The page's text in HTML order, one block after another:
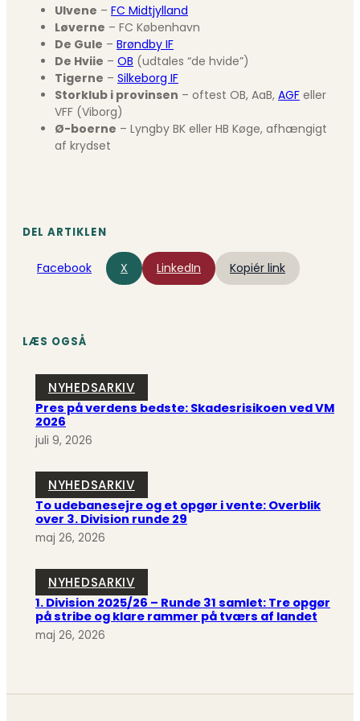
Ulvene – FC Midtjylland
Løverne – FC København
De Gule – Brøndby IF
De Hviie – OB (udtales “de hvide”)
Tigerne – Silkeborg IF
Storklub i provinsen – oftest OB, AaB, AGF eller
VFF (Viborg)
Ø-boerne – Lyngby BK eller HB Køge, afhængigt
af krydset
DEL ARTIKLEN
Facebook X LinkedIn Kopiér link
LÆS OGSÅ
NYHEDSARKIV
Pres på verdens bedste: Skadesrisikoen ved VM
2026
juli 9, 2026
NYHEDSARKIV
To udebanesejre og et opgør i vente: Overblik
over 3. Division runde 29
maj 26, 2026
NYHEDSARKIV
1. Division 2025/26 – Runde 31 samlet: Tre opgør
på stribe og klare rammer på tværs af landet
maj 26, 2026